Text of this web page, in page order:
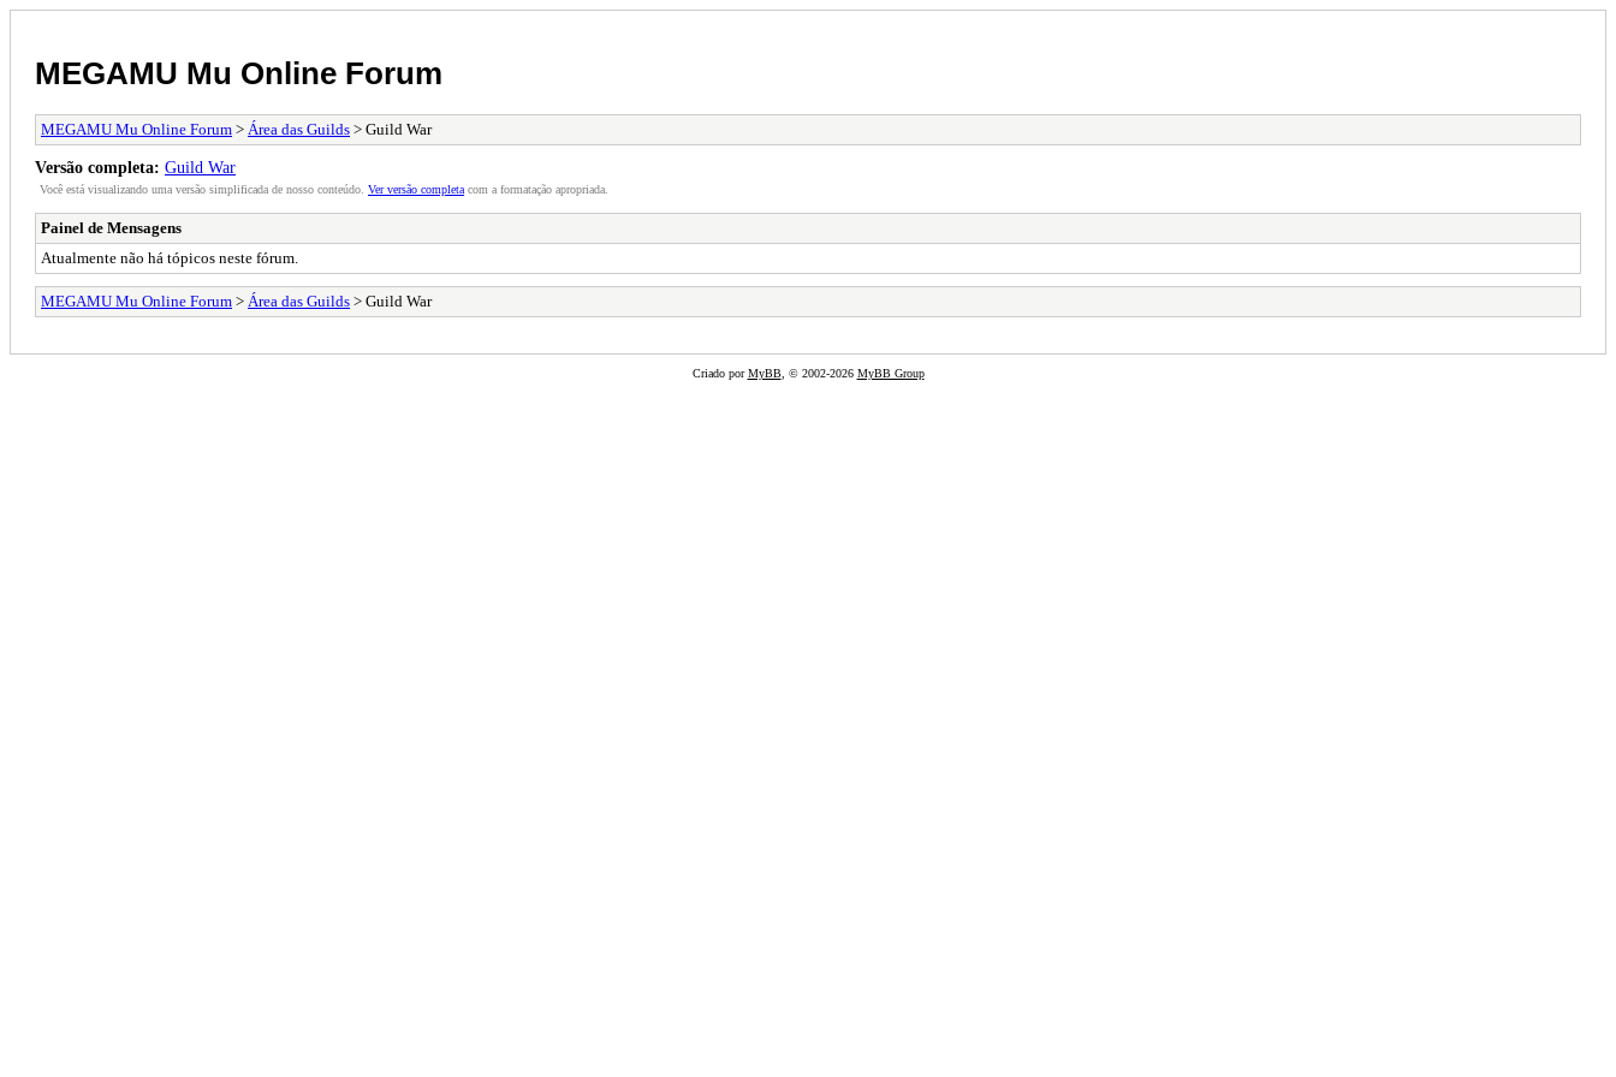
MEGAMU Mu Online Forum
MEGAMU Mu Online Forum > Área das Guilds > Guild War
Versão completa: Guild War
Você está visualizando uma versão simplificada de nosso conteúdo. Ver versão completa com a formatação apropriada.
Painel de Mensagens
Atualmente não há tópicos neste fórum.
MEGAMU Mu Online Forum > Área das Guilds > Guild War
Criado porMyBB, © 2002-2026 MyBB Group